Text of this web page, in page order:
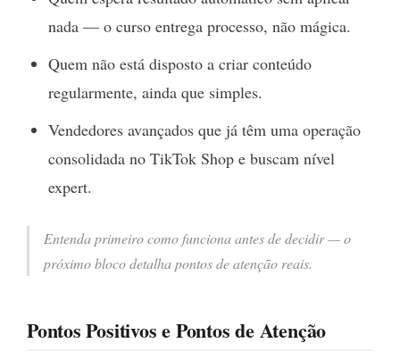
nada — o curso entrega processo, não mágica.
Quem não está disposto a criar conteúdo
regularmente, ainda que simples.
Vendedores avançados que já têm uma operação
consolidada no TikTok Shop e buscam nível
expert.
Entenda primeiro como funciona antes de decidir — o
próximo bloco detalha pontos de atenção reais.
Pontos Positivos e Pontos de Atenção